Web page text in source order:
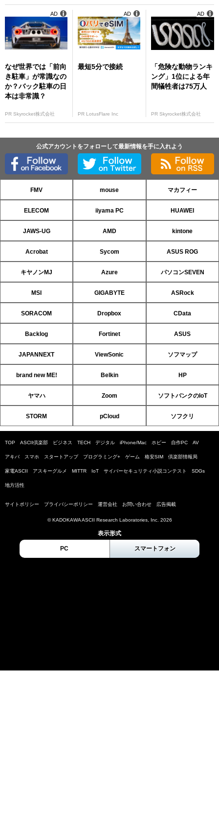
なぜ世界では「前向
き駐車」が常識なの
か？バック駐車の日
本は非常識？
PR Skyrocket株式会社
AD
最短5分で接続
PR LotusFlare Inc
AD
「危険な動物ランキ
ング」1位による年
間犠牲者は75万人
PR Skyrocket株式会社
AD
公式アカウントをフォローして最新情報を手に入れよう
FMV mouse マカフィー
ELECOM iiyama PC HUAWEI
JAWS-UG AMD kintone
Acrobat Sycom ASUS ROG
キヤノンMJ Azure パソコンSEVEN
MSI GIGABYTE ASRock
SORACOM Dropbox CData
Backlog Fortinet ASUS
JAPANNEXT ViewSonic ソフマップ
brand new ME! Belkin HP
ヤマハ Zoom ソフトバンクのIoT
STORM pCloud ソフクリ
TOP ASCII倶楽部 ビジネス TECH デジタル iPhone/Mac ホビー 自作PC AV
アキバ スマホ スタートアップ プログラミング+ ゲーム 格安SIM 倶楽部情報局
家電ASCII アスキーグルメ MITTR IoT サイバーセキュリティ小説コンテスト SDGs
地方活性
サイトポリシー プライバシーポリシー 運営会社 お問い合わせ 広告掲載
© KADOKAWA ASCII Research Laboratories, Inc. 2026
表示形式
PC スマートフォン